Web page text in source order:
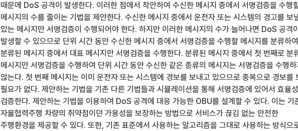
때문에 DoS 공격이 발생한다. 이러한 점에서 착안하여 수신한 메시지 중에서 서명검증을 수행
메시지의 수를 줄이는 기법을 제안한다. 수신한 메시지 중에서 운전자 또는 시스템의 경고를 보
있는 메시지만 서명검증이 수행되어야 한다. 하지만 이러한 메시지의 수가 늘어나면 DoS 공격이
발생할 수 있으므로 단위 시간 동안 수신한 메시지 중에서 서명검증을 수행할 메시지를 분류하여
분류된 메시지 중에서 대표 메시지만 서명검증을 수행한다. 분류된 메시지 중에서 첫 번째로 분
메시지만 서명검증을 수행하여 단위 시간 동안 수신한 같은 종류의 메시지는 서명검증을 수행하
않는다. 첫 번째 메시지는 이미 운전자 또는 시스템에 경보를 보내고 있으므로 중복으로 경보를
필요가 없다. 제안하는 기법을 기존 다른 기법들과 시뮬레이션을 통해 서명검증에 있어서 효율
검증한다. 제안하는 기법을 이용하여 DoS 공격에 대응 가능한 OBU를 설계할 수 있다. 이는 기
자율협력주행 차량의 취약점이던 가용성을 보장하는 방법으로 서비스가 끊김 없는 안전한
주행환경을 제공할 수 있다. 또한, 기존 표준에서 사용하는 알고리즘을 그대로 사용하는 방식으